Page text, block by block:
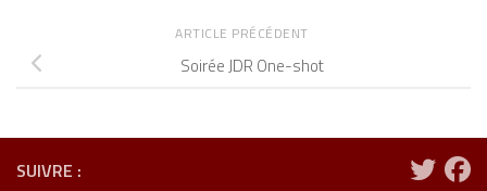
ARTICLE PRÉCÉDENT
Soirée JDR One-shot
SUIVRE :